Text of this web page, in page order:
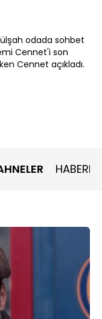
odada sohbet
Cennet'i son
Cennet açıkladı.